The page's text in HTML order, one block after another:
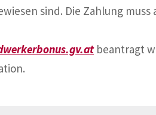
sind. Die Zahlung
beantragt